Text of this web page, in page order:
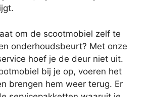
om de scootmobiel zelf te
onderhoudsbeurt? Met onze
hoef je de deur niet uit.
bij je op, voeren het
brengen hem weer terug. Er